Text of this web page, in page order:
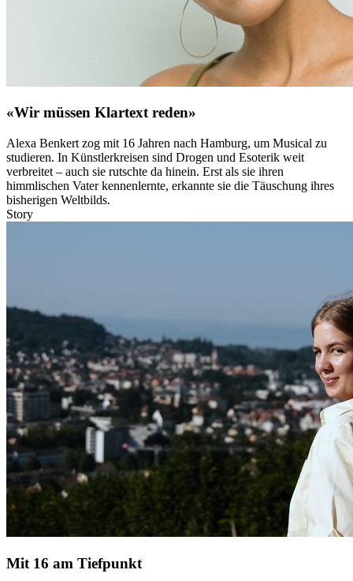
«Wir müssen Klartext reden»
Alexa Benkert zog mit 16 Jahren nach Hamburg, um Musical zu
studieren. In Künstlerkreisen sind Drogen und Esoterik weit
verbreitet – auch sie rutschte da hinein. Erst als sie ihren
himmlischen Vater kennenlernte, erkannte sie die Täuschung ihres
bisherigen Weltbilds.
Story
Mit 16 am Tiefpunkt